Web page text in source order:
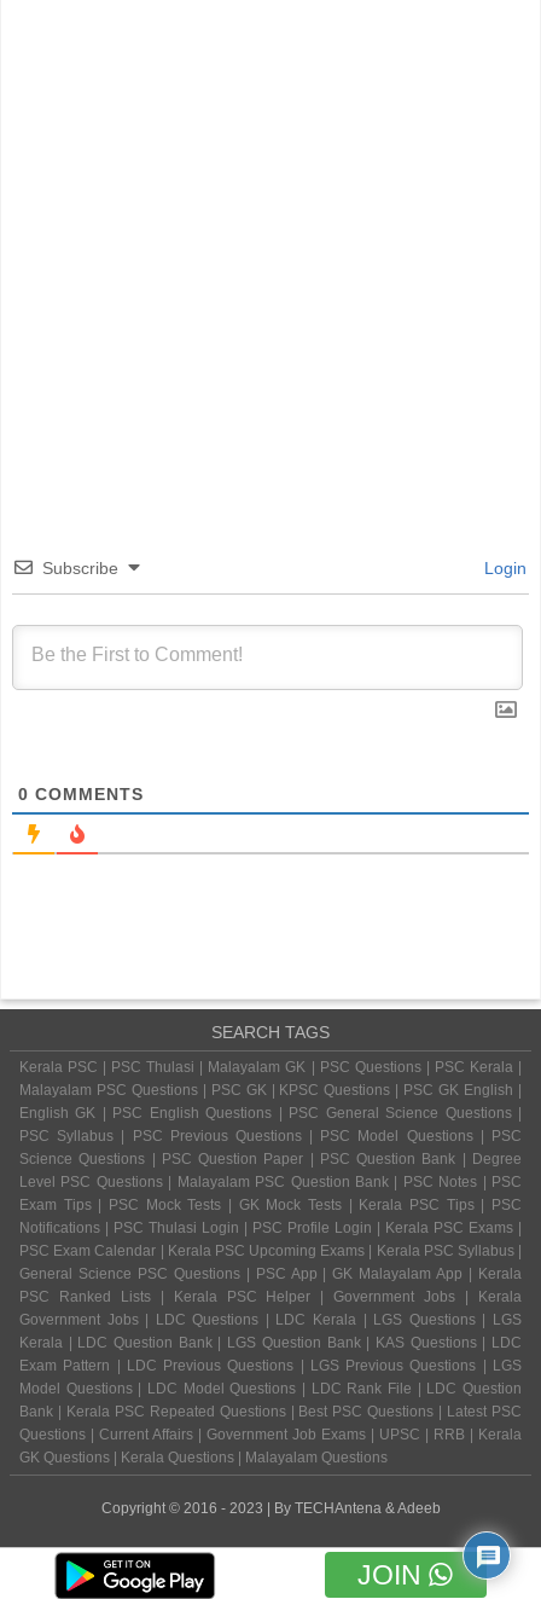
Subscribe Login
0 COMMENTS
JOIN
SEARCH TAGS
Kerala PSC | PSC Thulasi | Malayalam GK | PSC Questions | PSC Kerala |
Malayalam PSC Questions | PSC GK | KPSC Questions | PSC GK English |
English GK | PSC English Questions | PSC General Science Questions |
PSC Syllabus | PSC Previous Questions | PSC Model Questions | PSC
Science Questions | PSC Question Paper | PSC Question Bank | Degree
Level PSC Questions | Malayalam PSC Question Bank | PSC Notes | PSC
Exam Tips | PSC Mock Tests | GK Mock Tests | Kerala PSC Tips | PSC
Notifications | PSC Thulasi Login | PSC Profile Login | Kerala PSC Exams |
PSC Exam Calendar | Kerala PSC Upcoming Exams | Kerala PSC Syllabus |
General Science PSC Questions | PSC App | GK Malayalam App | Kerala
PSC Ranked Lists | Kerala PSC Helper | Government Jobs | Kerala
Government Jobs | LDC Questions | LDC Kerala | LGS Questions | LGS
Kerala | LDC Question Bank | LGS Question Bank | KAS Questions | LDC
Exam Pattern | LDC Previous Questions | LGS Previous Questions | LGS
Model Questions | LDC Model Questions | LDC Rank File | LDC Question
Bank | Kerala PSC Repeated Questions | Best PSC Questions | Latest PSC
Questions | Current Affairs | Government Job Exams | UPSC | RRB | Kerala
GK Questions | Kerala Questions | Malayalam Questions
Copyright © 2016 - 2023 | By TECHAntena & Adeeb